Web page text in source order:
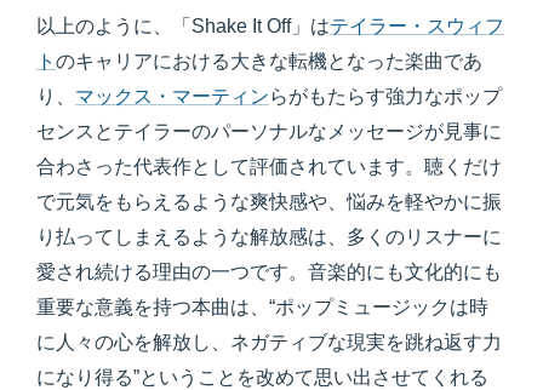
以上のように、「Shake It Off」はテイラー・スウィフ
ト のキャリアにおける大きな転機となった楽曲であ
り、 マックス・マーティンらがもたらす強力なポップ
センスとテイラーのパーソナルなメッセージが見事に
合わさった代表作として評価されています。聴くだけ
で元気をもらえるような爽快感や、悩みを軽やかに振
り払ってしまえるような解放感は、多くのリスナーに
愛され続ける理由の一つです。音楽的にも文化的にも
重要な意義を持つ本曲は、“ポップミュージックは時
に人々の心を解放し、ネガティブな現実を跳ね返す力
になり得る”ということを改めて思い出させてくれる